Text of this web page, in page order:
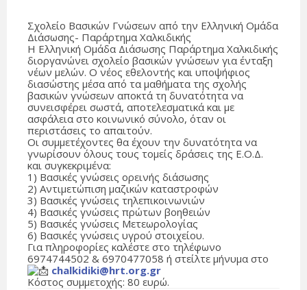
Σχολείο Βασικών Γνώσεων από την Ελληνική Ομάδα
Διάσωσης- Παράρτημα Χαλκιδικής
Η Ελληνική Ομάδα Διάσωσης Παράρτημα Χαλκιδικής
διοργανώνει σχολείο βασικών γνώσεων για ένταξη
νέων μελών. Ο νέος εθελοντής και υποψήφιος
διασώστης μέσα από τα μαθήματα της σχολής
βασικών γνώσεων αποκτά τη δυνατότητα να
συνεισφέρει σωστά, αποτελεσματικά και με
ασφάλεια στο κοινωνικό σύνολο, όταν οι
περιστάσεις το απαιτούν.
Οι συμμετέχοντες θα έχουν την δυνατότητα να
γνωρίσουν όλους τους τομείς δράσεις της Ε.Ο.Δ.
και συγκεκριμένα:
1) Βασικές γνώσεις ορεινής διάσωσης
2) Αντιμετώπιση μαζικών καταστροφών
3) Βασικές γνώσεις τηλεπικοινωνιών
4) Βασικές γνώσεις πρώτων βοηθειών
5) Βασικές γνώσεις Μετεωρολογίας
6) Βασικές γνώσεις υγρού στοιχείου.
Για πληροφορίες καλέστε στο τηλέφωνο
6974744502 & 6970477058 ή στείλτε μήνυμα στο
chalkidiki@hrt.org.gr
Κόστος συμμετοχής: 80 ευρώ.